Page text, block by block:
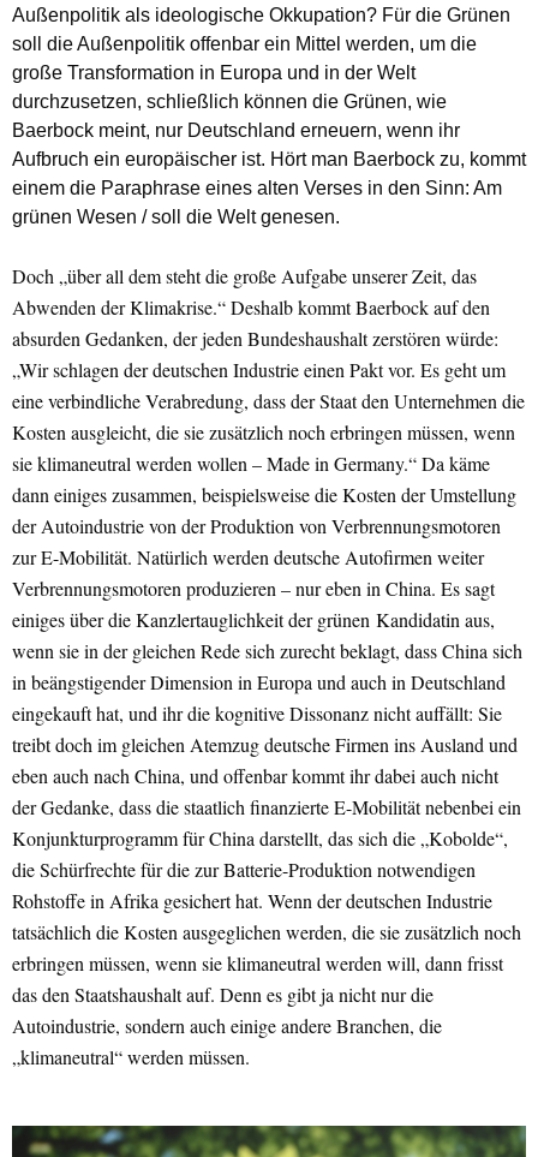
Außenpolitik als ideologische Okkupation? Für die Grünen
soll die Außenpolitik offenbar ein Mittel werden, um die
große Transformation in Europa und in der Welt
durchzusetzen, schließlich können die Grünen, wie
Baerbock meint, nur Deutschland erneuern, wenn ihr
Aufbruch ein europäischer ist. Hört man Baerbock zu, kommt
einem die Paraphrase eines alten Verses in den Sinn: Am
grünen Wesen / soll die Welt genesen.
Doch „über all dem steht die große Aufgabe unserer Zeit, das
Abwenden der Klimakrise.“ Deshalb kommt Baerbock auf den
absurden Gedanken, der jeden Bundeshaushalt zerstören würde:
„Wir schlagen der deutschen Industrie einen Pakt vor. Es geht um
eine verbindliche Verabredung, dass der Staat den Unternehmen die
Kosten ausgleicht, die sie zusätzlich noch erbringen müssen, wenn
sie klimaneutral werden wollen – Made in Germany.“ Da käme
dann einiges zusammen, beispielsweise die Kosten der Umstellung
der Autoindustrie von der Produktion von Verbrennungsmotoren
zur E-Mobilität. Natürlich werden deutsche Autofirmen weiter
Verbrennungsmotoren produzieren – nur eben in China. Es sagt
einiges über die Kanzlertauglichkeit der grünen Kandidatin aus,
wenn sie in der gleichen Rede sich zurecht beklagt, dass China sich
in beängstigender Dimension in Europa und auch in Deutschland
eingekauft hat, und ihr die kognitive Dissonanz nicht auffällt: Sie
treibt doch im gleichen Atemzug deutsche Firmen ins Ausland und
eben auch nach China, und offenbar kommt ihr dabei auch nicht
der Gedanke, dass die staatlich finanzierte E-Mobilität nebenbei ein
Konjunkturprogramm für China darstellt, das sich die „Kobolde“,
die Schürfrechte für die zur Batterie-Produktion notwendigen
Rohstoffe in Afrika gesichert hat. Wenn der deutschen Industrie
tatsächlich die Kosten ausgeglichen werden, die sie zusätzlich noch
erbringen müssen, wenn sie klimaneutral werden will, dann frisst
das den Staatshaushalt auf. Denn es gibt ja nicht nur die
Autoindustrie, sondern auch einige andere Branchen, die
„klimaneutral“ werden müssen.